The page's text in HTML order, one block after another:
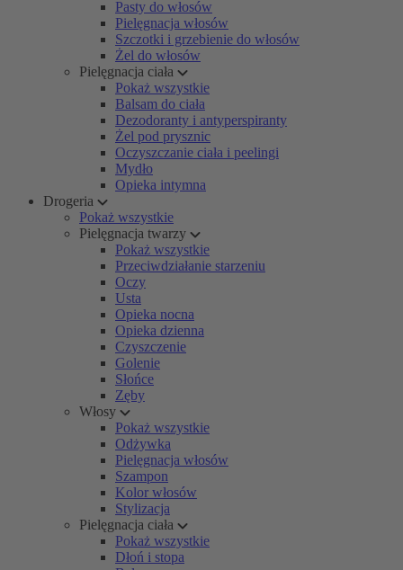
Pasty do włosów
Pielęgnacja włosów
Szczotki i grzebienie do włosów
Żel do włosów
Pielęgnacja ciała
Pokaż wszystkie
Balsam do ciała
Dezodoranty i antyperspiranty
Żel pod prysznic
Oczyszczanie ciała i peelingi
Mydło
Opieka intymna
Drogeria
Pokaż wszystkie
Pielęgnacja twarzy
Pokaż wszystkie
Przeciwdziałanie starzeniu
Oczy
Usta
Opieka nocna
Opieka dzienna
Czyszczenie
Golenie
Słońce
Zęby
Włosy
Pokaż wszystkie
Odżywka
Pielęgnacja włosów
Szampon
Kolor włosów
Stylizacja
Pielęgnacja ciała
Pokaż wszystkie
Dłoń i stopa